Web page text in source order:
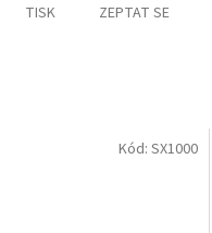
TISK ZEPTAT SE
Kód:SX1000